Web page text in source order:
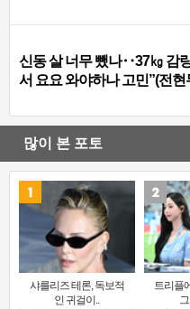
신동 살 너무 뺐나‥37㎏ 감
서 요요 와야하나 고민”(전현
많이 본 포토
샤를리즈 테론, 독보적
인 귀걸이..
트리플